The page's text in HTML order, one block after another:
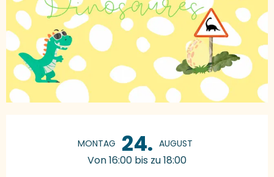
MONTAG 24. AUGUST
Von 16:00 bis zu 18:00